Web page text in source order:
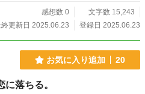
感想数 0
文字数 15,243
更新日 2025.06.23
登録日 2025.06.23
お気に入り追加 20
落ちる。